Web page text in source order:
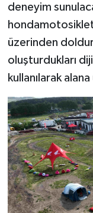
deneyim
üzerinden
oluşturdukları
kullanılarak